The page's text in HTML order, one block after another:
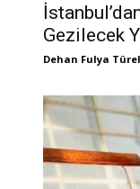
Gezilecek
Dehan Fulya